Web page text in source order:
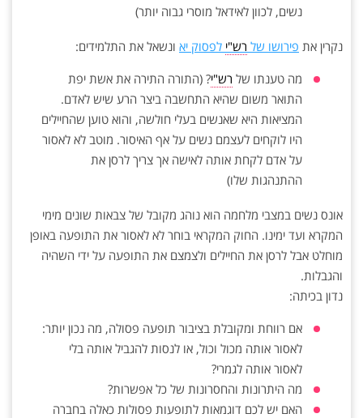
נשים, לכוון לאידאל מוסרי גבוה יותר)
נקרין את פירושו של רש"י לפסוק יא ונשאל את התלמידים:
מה טענתו של רש"י? (התורה התירה את אשת יפת
התואר משום שהיא התחשבה ביצר הרע שיש לאדם.
המציאות היא שאנשים בעלי חולשה, והוא טוען שהחיילים
היו לוקחים לעצמם נשים על אף האיסור. מוטב לא לאסור
על אדם לקחת אותה לאישה אך צריך לרסן את
ההתנהגות שלו)
אונס נשים במצבי מלחמה הוא נוהג מקובל של צבאות שונים מימי
המקרא ועד ימינו. החוק המקראי בוחר לא לאסור את התופעה באופן
מוחלט אבל לרסן את החיילים ולצמצם את התופעה על ידי השהיה
והגבלות.
נדון בכיתה:
אם רווחת ומקובלת בציבור תופעה פסולה, מה נכון יותר:
לאסור אותה מכול וכול, או לנסות להגביל אותה בלי
לאסור אותה לגמרי?
מה היתרונות והחסרונות של כל אפשרות?
האם יש לכם דוגמאות לתופעות פסולות כאלה בחברה